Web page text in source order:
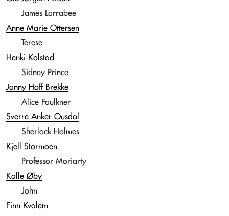
James Larrabee
Anne Marie Ottersen
Terese
Henki Kolstad
Sidney Prince
Janny Hoff Brekke
Alice Faulkner
Sverre Anker Ousdal
Sherlock Holmes
Kjell Stormoen
Professor Moriarty
Kalle Øby
John
Finn Kvalem